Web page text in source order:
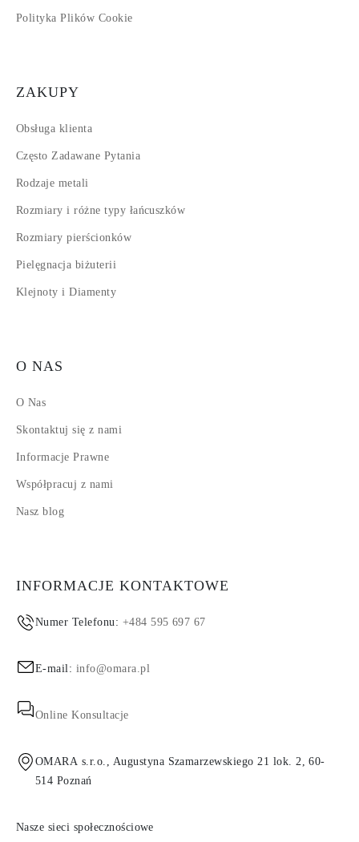
Polityka Plików Cookie
ZAKUPY
Obsługa klienta
Często Zadawane Pytania
Rodzaje metali
Rozmiary i różne typy łańcuszków
Rozmiary pierścionków
Pielęgnacja biżuterii
Klejnoty i Diamenty
O NAS
O Nas
Skontaktuj się z nami
Informacje Prawne
Współpracuj z nami
Nasz blog
INFORMACJE KONTAKTOWE
Numer Telefonu: +484 595 697 67
E-mail: info@omara.pl
Online Konsultacje
OMARA s.r.o., Augustyna Szamarzewskiego 21 lok. 2, 60-
514 Poznań
Nasze sieci społecznościowe